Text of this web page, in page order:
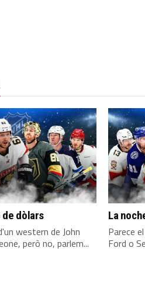
dòlars
western de John
però no, parlem...
La
Parece
Ford o